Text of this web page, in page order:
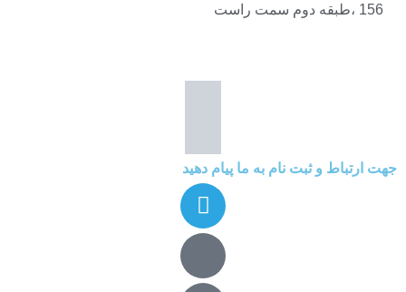
156 ،طبقه دوم سمت راست
جهت ارتباط و ثبت نام به ما پیام دهید